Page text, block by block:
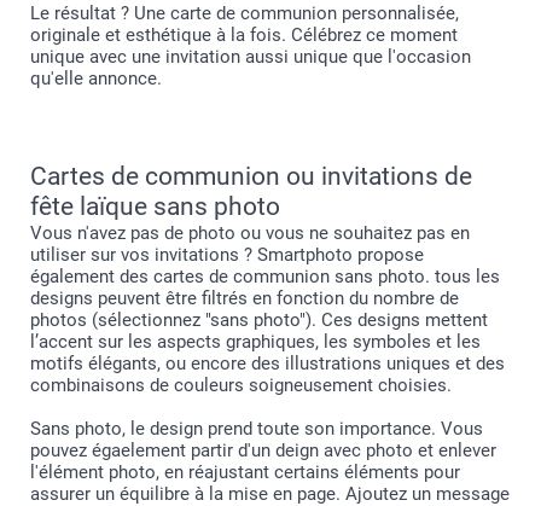
Le résultat ? Une carte de communion personnalisée,
originale et esthétique à la fois. Célébrez ce moment
unique avec une invitation aussi unique que l'occasion
qu'elle annonce.
Cartes de communion ou invitations de
fête laïque sans photo
Vous n'avez pas de photo ou vous ne souhaitez pas en
utiliser sur vos invitations ? Smartphoto propose
également des cartes de communion sans photo. tous les
designs peuvent être filtrés en fonction du nombre de
photos (sélectionnez "sans photo"). Ces designs mettent
l’accent sur les aspects graphiques, les symboles et les
motifs élégants, ou encore des illustrations uniques et des
combinaisons de couleurs soigneusement choisies.
Sans photo, le design prend toute son importance. Vous
pouvez égaelement partir d'un deign avec photo et enlever
l'élément photo, en réajustant certains éléments pour
assurer un équilibre à la mise en page. Ajoutez un message